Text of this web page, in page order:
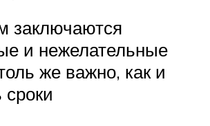
заключаются
и нежелательные
же важно, как и
сроки